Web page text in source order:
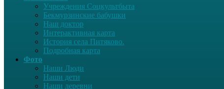
Учреждения Соцкультбыта
Бекмурзинские бабушки
Наш доктор
Интерактивная карта
История села Питяково.
Подробная карта
Фото
Наши Люди
Наши дети
Наши деревни